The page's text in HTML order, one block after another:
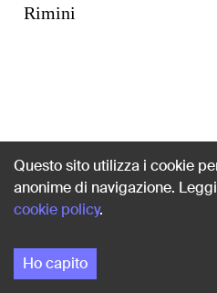
Rimini
Questo sito utilizza i cookie
anonime di navigazione.
cookie policy.
Ho capito